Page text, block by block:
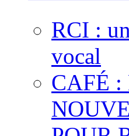
RCI :
vocal
CAFÉ :